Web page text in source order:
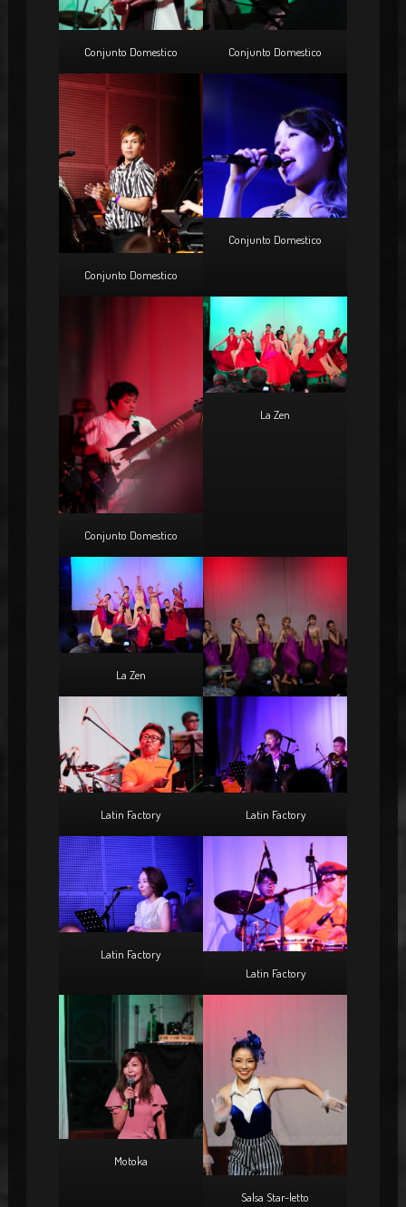
Conjunto Domestico Conjunto Domestico
Conjunto Domestico
Conjunto Domestico
Conjunto Domestico
La Zen
La Zen
Latin Factory Latin Factory
Latin Factory
Latin Factory
Motoka
Salsa Star-letto